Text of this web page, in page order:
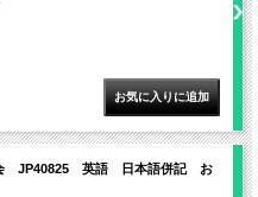
JP40825 英語 日本語併記 お